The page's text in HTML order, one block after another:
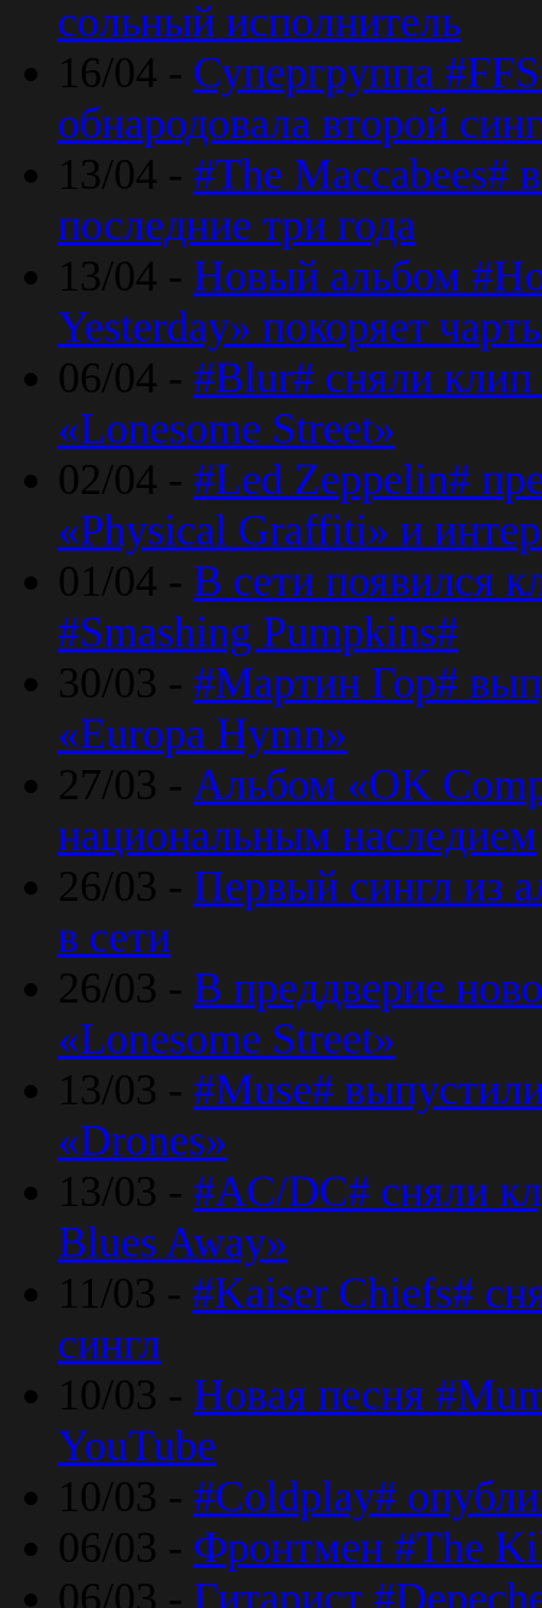
сольный исполнитель
16/04 - Супергруппа
обнародовала второй
13/04 - #The Maccabees#
последние три года
13/04 - Новый альбом
Yesterday» покоряет
06/04 - #Blur# сняли клип
«Lonesome Street»
02/04 - #Led Zeppelin#
«Physical Graffiti» и
01/04 - В сети появился
#Smashing Pumpkins#
30/03 - #Мартин Гор#
«Europa Hymn»
27/03 - Альбом «OK
национальным наследием
26/03 - Первый сингл из
в сети
26/03 - В преддверие
«Lonesome Street»
13/03 - #Muse#
«Drones»
13/03 - #AC/DC# сняли
Blues Away»
11/03 - #Kaiser Chiefs#
сингл
10/03 - Новая песня
YouTube
10/03 - #Coldplay#
06/03 - Фронтмен #The